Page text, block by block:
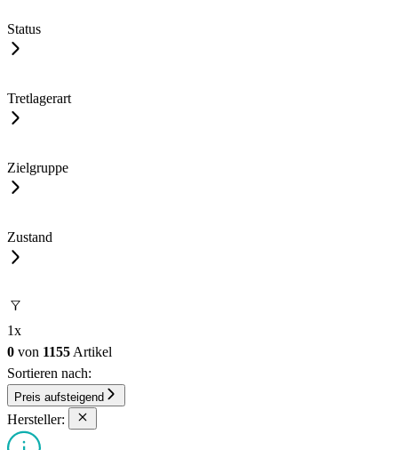
Status
Tretlagerart
Zielgruppe
Zustand
1x
0 von 1155 Artikel
Sortieren nach:
Preis aufsteigend
Hersteller: